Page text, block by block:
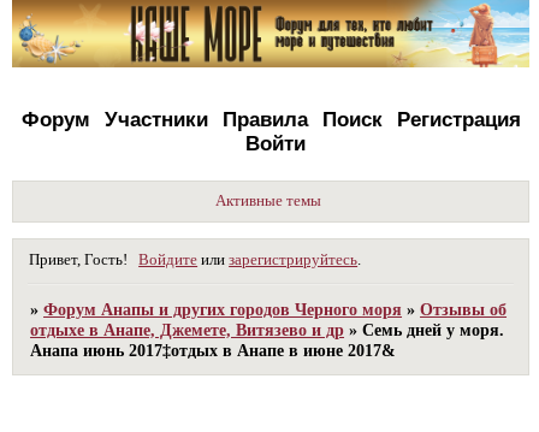
Форум Участники Правила Поиск
Регистрация
Войти
Активные темы
Привет, Гость! Войдите илизарегистрируйтесь
»Форум Анапы и других городов Черного моря »Отзывы об
отдыхе в Анапе, Джемете, Витязево и др »Семь дней у моря.
Анапа июнь 2017‡отдых в Анапе в июне 2017&